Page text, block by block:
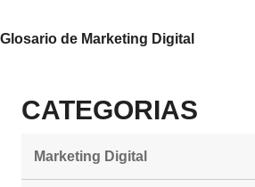
Glosario de Marketing Digital
CATEGORIAS
Marketing Digital